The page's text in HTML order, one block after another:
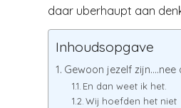
daar uberhaupt aan
Inhoudsopgave
Gewoon jezelf zijn….nee
En dan weet ik het.
Wij hoefden het niet